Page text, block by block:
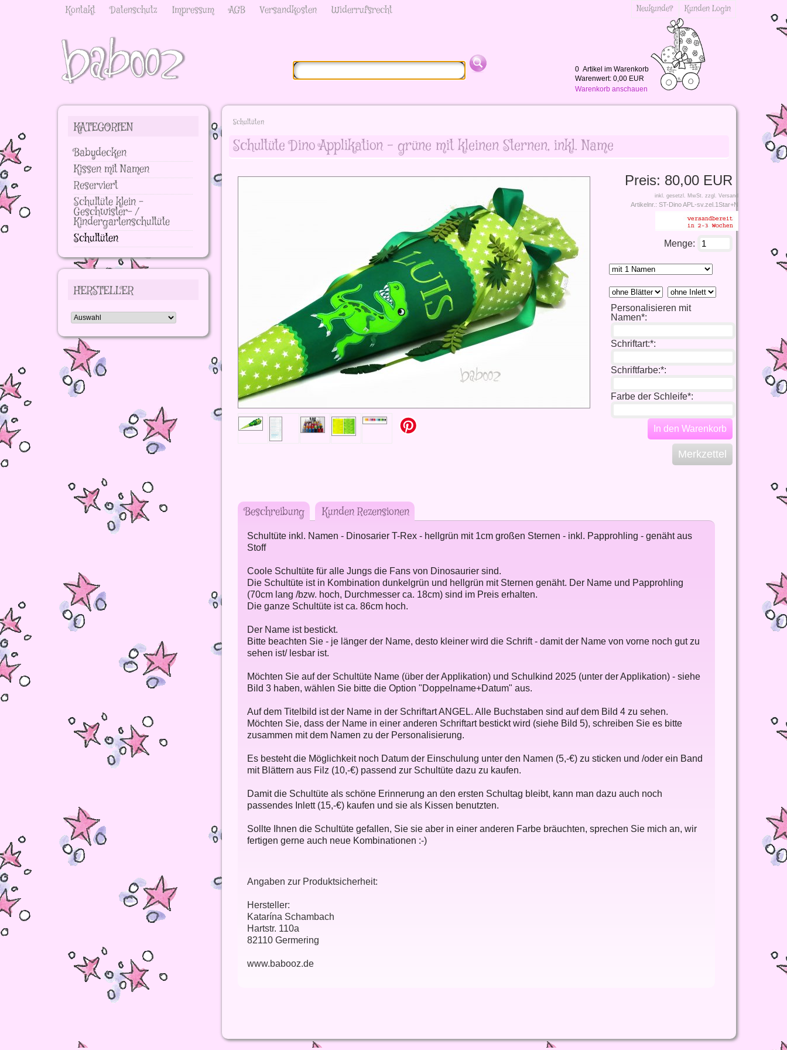
Kontakt Datenschutz Impressum AGB Versandkosten Widerrufsrecht
0 Artikel im Warenkorb
Warenwert: 0,00 EUR
Warenkorb anschauen
Kunden Login
Neukunde?
Schultüten
Schultüte Dino Applikation - grüne mit kleinen Sternen, inkl. Name
Preis: 80,00 EUR
inkl. gesetzl. MwSt. zzgl. Versand
Artikelnr.: ST-Dino APL-sv.zel.1Star+N
Menge:
Personalisieren mit
Namen*:
Schriftart:*:
Schriftfarbe:*:
Farbe der Schleife*:
In den Warenkorb
Merkzettel
Beschreibung Kunden Rezensionen
Schultüte inkl. Namen - Dinosarier T-Rex - hellgrün mit 1cm großen Sternen - inkl. Papprohling - genäht aus
Stoff
Coole Schultüte für alle Jungs die Fans von Dinosaurier sind.
Die Schultüte ist in Kombination dunkelgrün und hellgrün mit Sternen genäht. Der Name und Papprohling
(70cm lang /bzw. hoch, Durchmesser ca. 18cm) sind im Preis erhalten.
Die ganze Schultüte ist ca. 86cm hoch.
Der Name ist bestickt.
Bitte beachten Sie - je länger der Name, desto kleiner wird die Schrift - damit der Name von vorne noch gut zu
sehen ist/ lesbar ist.
Möchten Sie auf der Schultüte Name (über der Applikation) und Schulkind 2025 (unter der Applikation) - siehe
Bild 3 haben, wählen Sie bitte die Option "Doppelname+Datum" aus.
Auf dem Titelbild ist der Name in der Schriftart ANGEL. Alle Buchstaben sind auf dem Bild 4 zu sehen.
Möchten Sie, dass der Name in einer anderen Schriftart bestickt wird (siehe Bild 5), schreiben Sie es bitte
zusammen mit dem Namen zu der Personalisierung.
Es besteht die Möglichkeit noch Datum der Einschulung unter den Namen (5,-€) zu sticken und /oder ein Band
mit Blättern aus Filz (10,-€) passend zur Schultüte dazu zu kaufen.
Damit die Schultüte als schöne Erinnerung an den ersten Schultag bleibt, kann man dazu auch noch
passendes Inlett (15,-€) kaufen und sie als Kissen benutzten.
Sollte Ihnen die Schultüte gefallen, Sie sie aber in einer anderen Farbe bräuchten, sprechen Sie mich an, wir
fertigen gerne auch neue Kombinationen :-)
Angaben zur Produktsicherheit:
Hersteller:
Katarína Schambach
Hartstr. 110a
82110 Germering
www.babooz.de
KATEGORIEN
Babydecken
Kissen mit Namen
Reserviert
Schultüte klein -
Geschwister- /
Kindergartenschultüte
Schultüten
HERSTELLER